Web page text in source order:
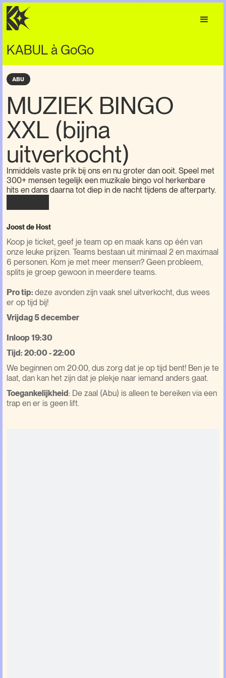
KABUL à GoGo
ABU
MUZIEK BINGO
XXL (bijna
uitverkocht)
Inmiddels vaste prik bij ons en nu groter dan ooit. Speel met
300+ mensen tegelijk een muzikale bingo vol herkenbare
hits en dans daarna tot diep in de nacht tijdens de afterparty.
Joost de Host
Koop je ticket, geef je team op en maak kans op één van
onze leuke prijzen. Teams bestaan uit minimaal 2 en maximaal
6 personen. Kom je met meer mensen? Geen probleem,
splits je groep gewoon in meerdere teams.
Pro tip:deze avonden zijn vaak snel uitverkocht, dus wees
er op tijd bij!
Vrijdag 5 december
Inloop 19:30
Tijd: 20:00 - 22:00
We beginnen om 20:00, dus zorg dat je op tijd bent! Ben je te
laat, dan kan het zijn dat je plekje naar iemand anders gaat.
Toegankelijkheid : De zaal (Abu) is alleen te bereiken via een
trap en er is geen lift.